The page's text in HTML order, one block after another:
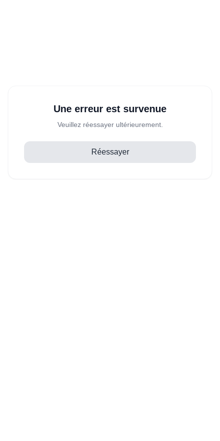
Une erreur est survenue
Veuillez réessayer ultérieurement.
Réessayer